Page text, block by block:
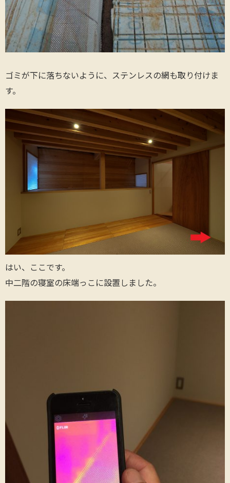
ゴミが下に落ちないように、ステンレスの網も取り付けま
す。
はい、ここです。
中二階の寝室の床端っこに設置しました。